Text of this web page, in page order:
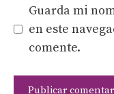
Guarda mi
en este
comente.